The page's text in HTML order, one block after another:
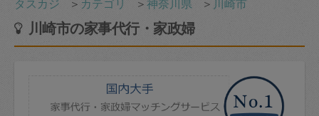
タスカジ ＞ カテゴリ ＞神奈川県 ＞ 川崎市
川崎市の家事代行・家政婦